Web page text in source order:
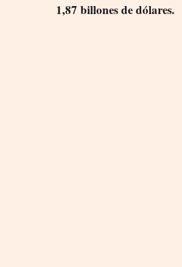
1,87 billones de dólares.